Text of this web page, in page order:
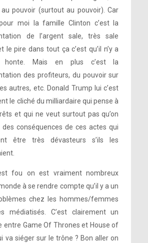
pouvoir (surtout au pouvoir). Car
moi la famille Clinton c’est la
de l’argent sale, très sale
le pire dans tout ça c’est qu’il n’y a
honte. Mais en plus c’est la
des profiteurs, du pouvoir sur
autres, etc. Donald Trump lui c’est
le cliché du milliardaire qui pense à
et qui ne veut surtout pas qu’on
des conséquences de ces actes qui
être très dévasteurs s’ils les
fou on est vraiment nombreux
à se rendre compte qu’il y a un
chez les hommes/femmes
médiatisés. C’est clairement un
entre Game Of Thrones et House of
va siéger sur le trône ? Bon aller on